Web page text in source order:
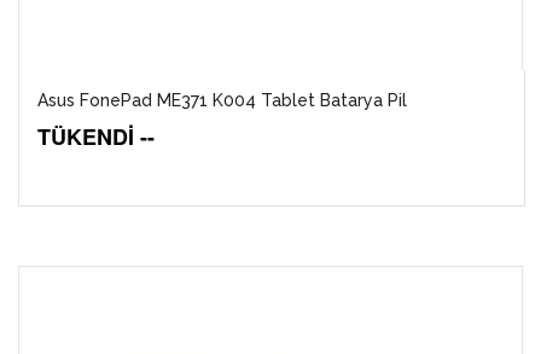
Asus FonePad ME371 K004 Tablet Batarya Pil
TÜKENDİ --